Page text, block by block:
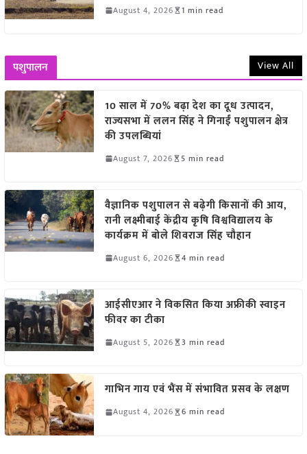
August 4, 2026 1 min read
पशुपालन View All
10 साल में 70% बढ़ा देश का दूध उत्पादन,
राज्यसभा में ललन सिंह ने गिनाईं पशुपालन क्षेत्र
की उपलब्धियां
August 7, 2026 5 min read
वैज्ञानिक पशुपालन से बढ़ेगी किसानों की आय,
रानी लक्ष्मीबाई केंद्रीय कृषि विश्वविद्यालय के
कार्यक्रम में बोले शिवराज सिंह चौहान
August 6, 2026 4 min read
आईसीएआर ने विकसित किया अफ्रीकी स्वाइन
फीवर का टीका
August 5, 2026 3 min read
गाभिन गाय एवं भैंस में संभावित प्रसव के लक्षण
August 4, 2026 6 min read